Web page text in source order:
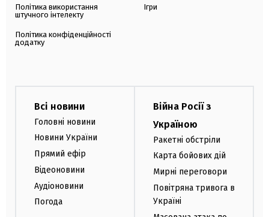
Політика використання
штучного інтелекту
Політика конфіденційності
додатку
Ігри
Всі новини
Головні новини
Новини України
Прямий ефір
Відеоновини
Аудіоновини
Погода
Війна Росії з
Україною
Ракетні обстріли
Карта бойових дій
Мирні переговори
Повітряна тривога в
Україні